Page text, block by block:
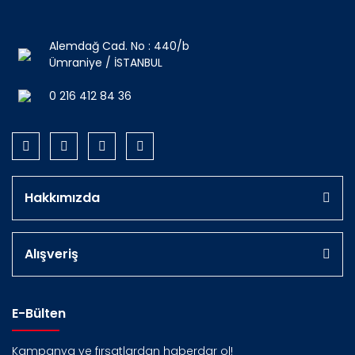
Alemdağ Cad. No : 440/b
Ümraniye / İSTANBUL
0 216 412 84 36
Hakkımızda
Alışveriş
E-Bülten
Kampanya ve fırsatlardan haberdar ol!